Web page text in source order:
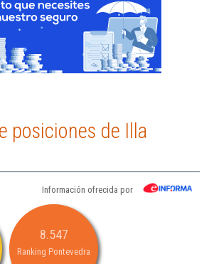
posiciones de Illa
Información ofrecida por
8.547
Ranking Pontevedra